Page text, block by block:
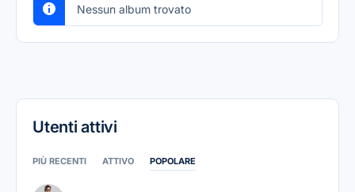
Nessun album trovato
Utenti attivi
PIÙ RECENTI ATTIVO POPOLARE